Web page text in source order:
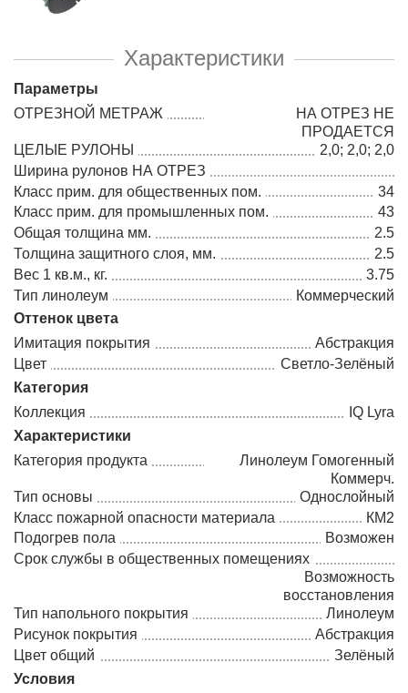
Характеристики
Параметры
ОТРЕЗНОЙ МЕТРАЖ
НА ОТРЕЗ НЕ
ПРОДАЕТСЯ
ЦЕЛЫЕ РУЛОНЫ
2,0; 2,0; 2,0
Ширина рулонов НА ОТРЕЗ
Класс прим. для общественных пом.
34
Класс прим. для промышленных пом.
43
Общая толщина мм.
2.5
Толщина защитного слоя, мм.
2.5
Вес 1 кв.м., кг.
3.75
Тип линолеум
Коммерческий
Оттенок цвета
Имитация покрытия
Абстракция
Цвет
Светло-Зелёный
Категория
Коллекция
IQ Lyra
Характеристики
Категория продукта
Линолеум Гомогенный
Коммерч.
Тип основы
Однослойный
Класс пожарной опасности материала
КМ2
Подогрев пола
Возможен
Срок службы в общественных помещениях
Возможность
восстановления
Тип напольного покрытия
Линолеум
Рисунок покрытия
Абстракция
Цвет общий
Зелёный
Условия